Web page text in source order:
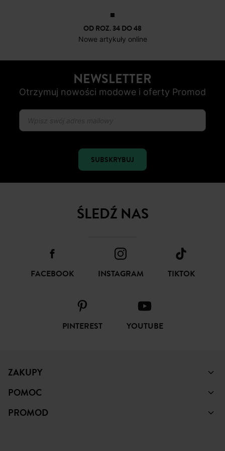
OD ROZ. 34 DO 48
Nowe artykuły online
NEWSLETTER
Otrzymuj nowości modowe i oferty Promod
SUBSKRYBUJ
ŚLEDŹ NAS
FACEBOOK INSTAGRAM TIKTOK
PINTEREST YOUTUBE
ZAKUPY
POMOC
PROMOD